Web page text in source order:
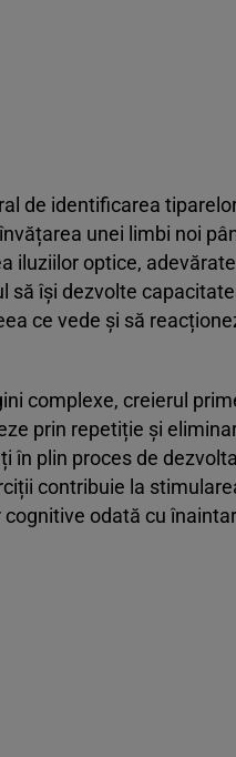
de identificarea
unei limbi noi
iluziilor optice,
să își dezvolte
ce vede și să
complexe, creierul
prin repetiție și
în plin proces de
contribuie la
odată cu